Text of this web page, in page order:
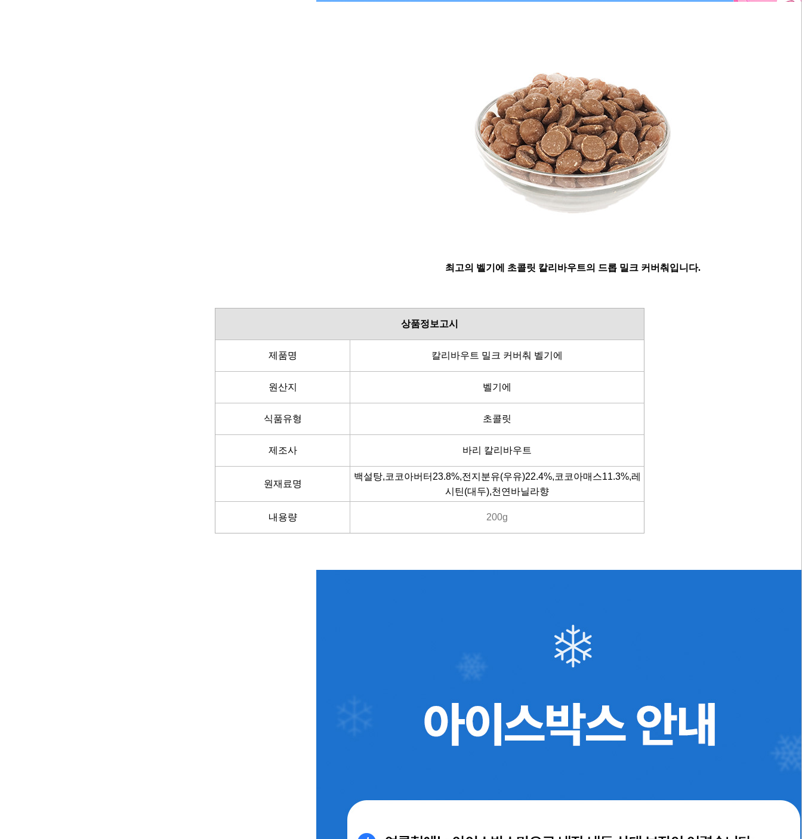
최고의 벨기에 초콜릿 칼리바우트의 드롭 밀크 커버춰입니다.
상품정보고시
제품명 칼리바우트 밀크 커버춰 벨기에
원산지 벨기에
식품유형 초콜릿
제조사 바리 칼리바우트
원재료명
백설탕,코코아버터23.8%,전지분유(우유)22.4%,코코아매스11.3%,레
시틴(대두),천연바닐라향
내용량 200g